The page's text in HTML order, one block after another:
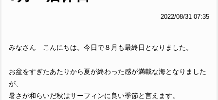
2022/08/31 07:35
みなさん こんにちは。今日で８月も最終日となりました。
お盆をすぎたあたりから夏が終わった感が満載な海となりました
が、
暑さが和らいだ秋はサーフィンに良い季節と言えます。